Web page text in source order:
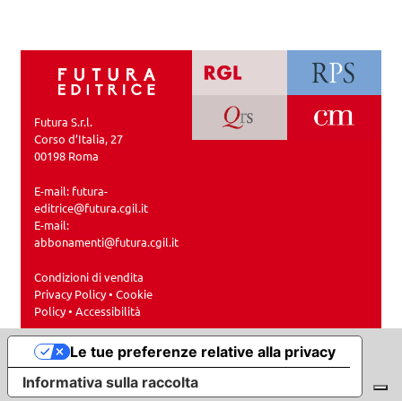
Futura S.r.l.
Corso d’Italia, 27
00198 Roma
E-mail: futura-
editrice@futura.cgil.it
E-mail:
abbonamenti@futura.cgil.it
Condizioni di vendita
Privacy Policy•Cookie
Policy•Accessibilità
Informativa sulla raccolta
Le tue preferenze relative alla privacy